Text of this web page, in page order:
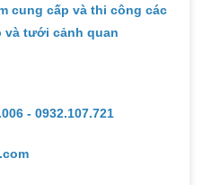
cung cấp và thi công các
tưới cảnh quan
- 0932.107.721